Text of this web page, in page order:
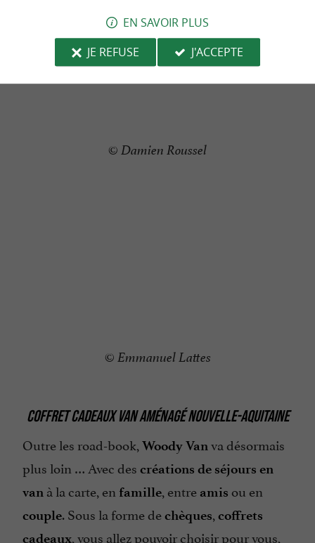
© Damien Roussel
© Emmanuel Lattes
COFFRET CADEAUX VAN AMÉNAGÉ NOUVELLE-AQUITAINE
Outre les road-book, Woody Van va désormais
plus loin … Avec des créations de séjours en
van à la carte, en famille , entre amis ou en
couple. Sous la forme dechèques coffrets
cadeaux , vous allez pouvoir choisir pour vous,
EN SAVOIR PLUS
JE REFUSE
J'ACCEPTE